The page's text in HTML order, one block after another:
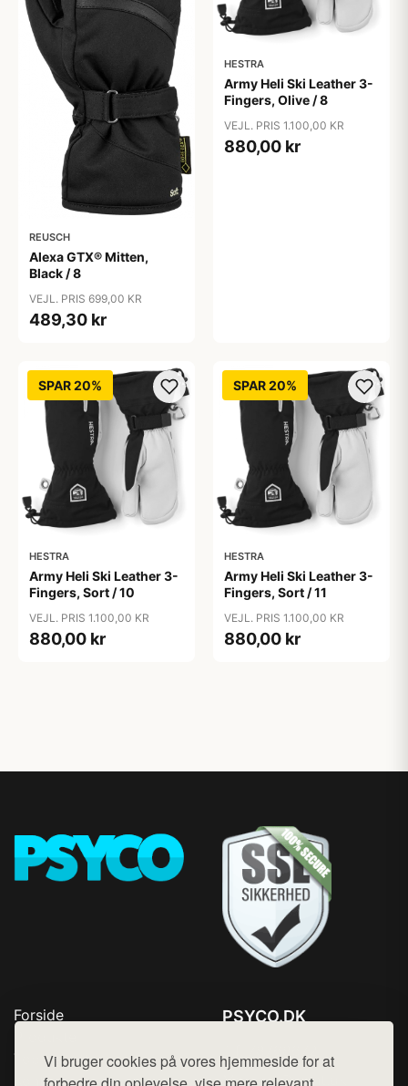
Vi bruger cookies på vores hjemmeside for at
REUSCH
Alexa GTX® Mitten,
Black / 8
VEJL. PRIS 699,00 KR
489,30 kr
HESTRA
Army Heli Ski Leather 3-
Fingers, Olive / 8
VEJL. PRIS 1.100,00 KR
880,00 kr
SPAR 20%
HESTRA
Army Heli Ski Leather 3-
Fingers, Sort / 10
VEJL. PRIS 1.100,00 KR
880,00 kr
SPAR 20%
HESTRA
Army Heli Ski Leather 3-
Fingers, Sort / 11
VEJL. PRIS 1.100,00 KR
880,00 kr
Forside
Top Rabatter
Kontakt
PSYCO.DK
Mail: hej@want.dk